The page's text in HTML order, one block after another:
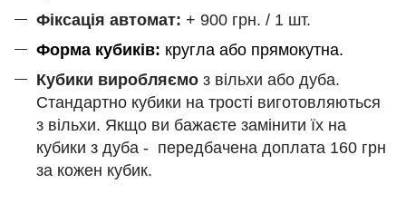
Фіксація автомат: + 900 грн. / 1 шт.
Форма кубиків: кругла або прямокутна.
Кубики виробляємо з вільхи або дуба.
Стандартно кубики на трості виготовляються
з вільхи. Якщо ви бажаєте замінити їх на
кубики з дуба - передбачена доплата 160 грн
за кожен кубик.